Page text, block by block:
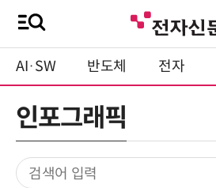
AI·SW 반도체 전자
인포그래픽